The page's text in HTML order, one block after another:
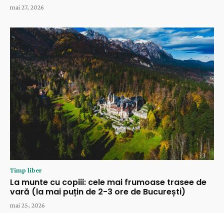
mai 27, 2026
Timp liber
La munte cu copiii: cele mai frumoase trasee de
vară (la mai puțin de 2-3 ore de București)
mai 25, 2026